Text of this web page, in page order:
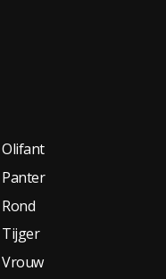
Olifant
Panter
Rond
Tijger
Vrouw